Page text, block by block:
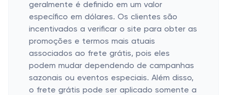
geralmente é definido em um valor
específico em dólares. Os clientes são
incentivados a verificar o site para obter as
promoções e termos mais atuais
associados ao frete grátis, pois eles
podem mudar dependendo de campanhas
sazonais ou eventos especiais. Além disso,
o frete grátis pode ser aplicado somente a